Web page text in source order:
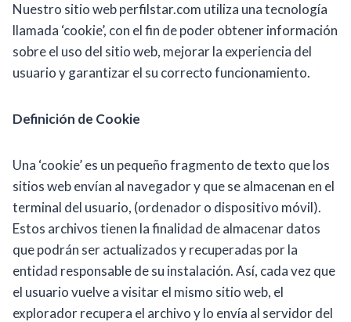
Nuestro sitio web perfilstar.com utiliza una tecnología
llamada ‘cookie’, con el fin de poder obtener información
sobre el uso del sitio web, mejorar la experiencia del
usuario y garantizar el su correcto funcionamiento.
Definición de Cookie
Una ‘cookie’ es un pequeño fragmento de texto que los
sitios web envían al navegador y que se almacenan en el
terminal del usuario, (ordenador o dispositivo móvil).
Estos archivos tienen la finalidad de almacenar datos
que podrán ser actualizados y recuperadas por la
entidad responsable de su instalación. Así, cada vez que
el usuario vuelve a visitar el mismo sitio web, el
explorador recupera el archivo y lo envía al servidor del